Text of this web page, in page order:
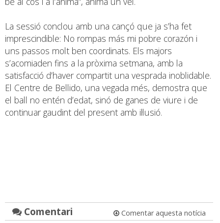
La sessió conclou amb una cançó que ja s’ha fet
imprescindible: No rompas más mi pobre corazón i
uns passos molt ben coordinats. Els majors
s’acomiaden fins a la pròxima setmana, amb la
satisfacció d’haver compartit una vesprada inoblidable.
El Centre de Bellido, una vegada més, demostra que
el ball no entén d’edat, sinó de ganes de viure i de
continuar gaudint del present amb il·lusió.
Comentari Comentar aquesta notícia